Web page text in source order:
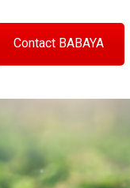
Contact BABAYA